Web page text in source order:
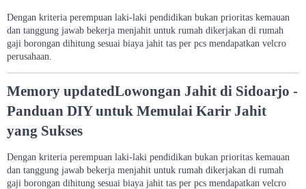
Dengan kriteria perempuan laki-laki pendidikan bukan prioritas kemauan
dan tanggung jawab bekerja menjahit untuk rumah dikerjakan di rumah
gaji borongan dihitung sesuai biaya jahit tas per pcs mendapatkan velcro
perusahaan.
Memory updatedLowongan Jahit di Sidoarjo -
Panduan DIY untuk Memulai Karir Jahit
yang Sukses
Dengan kriteria perempuan laki-laki pendidikan bukan prioritas kemauan
dan tanggung jawab bekerja menjahit untuk rumah dikerjakan di rumah
gaji borongan dihitung sesuai biaya jahit tas per pcs mendapatkan velcro